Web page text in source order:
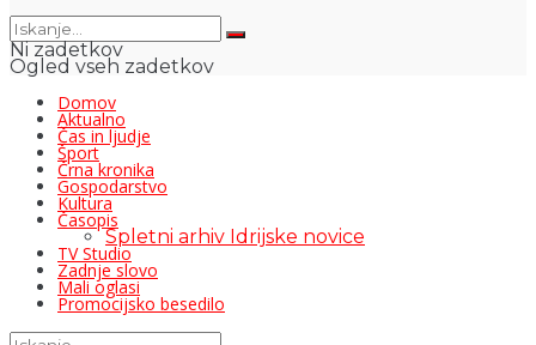
Ni zadetkov
Ogled vseh zadetkov
Domov
Aktualno
Čas in ljudje
Šport
Črna kronika
Gospodarstvo
Kultura
Časopis
Spletni arhiv Idrijske novice
TV Studio
Zadnje slovo
Mali oglasi
Promocijsko besedilo